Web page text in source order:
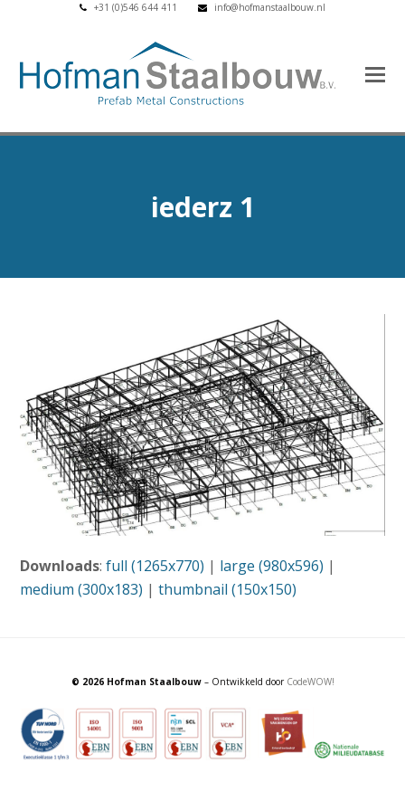
+31 (0)546 644 411 info@hofmanstaalbouw.nl
iederz 1
Downloads:full (1265x770) | large (980x596) |
medium (300x183) |thumbnail (150x150)
© 2026 Hofman Staalbouw– Ontwikkeld door CodeWOW!